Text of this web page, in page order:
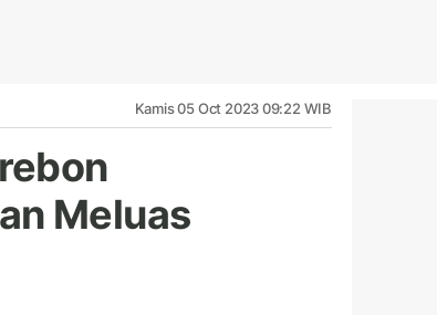
Kamis 05 Oct 2023 09:22 WIB
Meluas